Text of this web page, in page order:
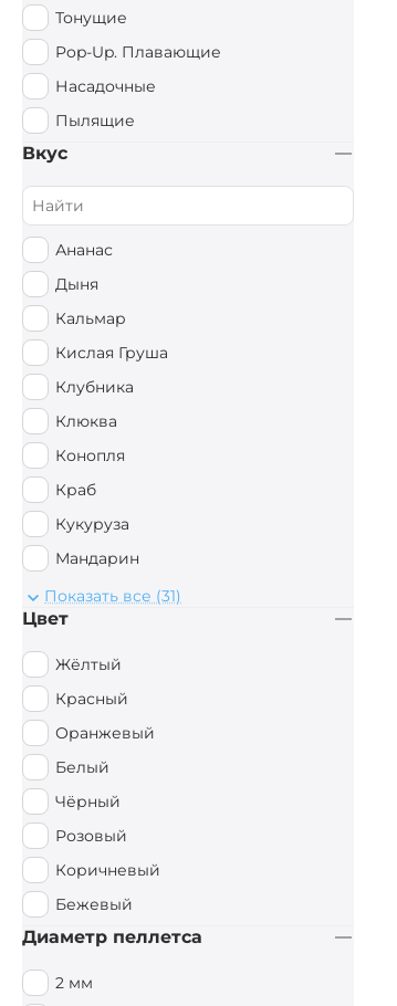
Тонущие
Pop-Up. Плавающие
Насадочные
Пылящие
Вкус
Ананас
Дыня
Кальмар
Кислая Груша
Клубника
Клюква
Конопля
Краб
Кукуруза
Мандарин
Монстр Краб
Мульти Фиш
Мульти Фрукт
Мясной
Орех
Острые Специи
Осьминог
Палтус
Перец чили
Пряный
Рыбный
Показать все (31)
Цвет
Жёлтый
Красный
Оранжевый
Белый
Чёрный
Розовый
Коричневый
Бежевый
Диаметр пеллетса
2 мм